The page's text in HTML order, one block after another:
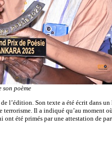
poème
l’édition. Son texte a été écrit
Il a indiqué qu’au
été primés par une attestation de